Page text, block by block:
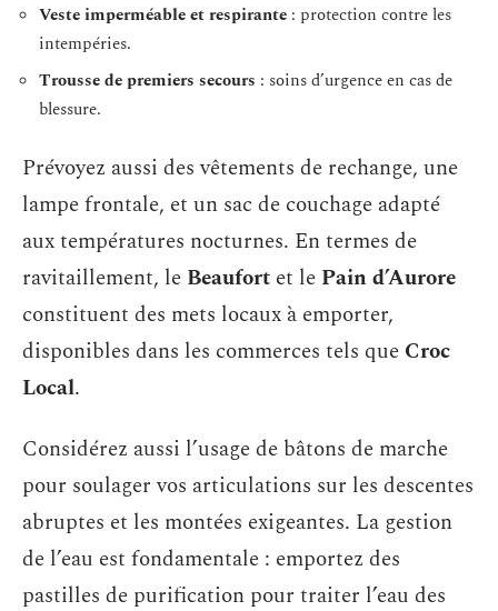
Veste imperméable et respirante : protection contre les
intempéries.
Trousse de premiers secours : soins d’urgence en cas de
blessure.
Prévoyez aussi des vêtements de rechange, une
lampe frontale, et un sac de couchage adapté
aux températures nocturnes. En termes de
ravitaillement, le Beaufort et le Pain d’Aurore
constituent des mets locaux à emporter,
disponibles dans les commerces tels que Croc
Local.
Considérez aussi l’usage de bâtons de marche
pour soulager vos articulations sur les descentes
abruptes et les montées exigeantes. La gestion
de l’eau est fondamentale : emportez des
pastilles de purification pour traiter l’eau des